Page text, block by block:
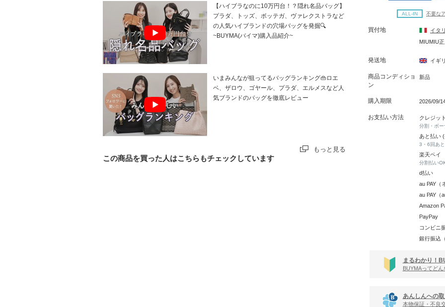
【ハイブラなのに10万円台！？隠れ名品バッグ】
プラダ、トッズ、ボッテガ、ヴァレクストラなど
の人気ハイブランドの穴場バッグを発掘🔍
~BUYMA(バイマ)購入品紹介~
いまみんなが狙ってるバッグランキング👜ロエ
ベ、ザロウ、ゴヤール、プラダ、エルメスなど人
気ブランドのバッグを徹底レビュー
もっと見る
この商品を買った人はこちらもチェックしています
ALL-IN 不要な
買付地
イタ
MIUMIU
発送地 イギ
商品コンディショ
ン
新品
購入期限 2026/09/
お支払い方法 クレジッ
分割・ボー
あと払い
3・6回あ
楽天ペイ
分割払い
d払い
au PAY（
au PAY（
Amazon
PayPay
コンビニ
銀行振込
まるわかり！
BUYMAってど
あんしんへの
本物保証・不良